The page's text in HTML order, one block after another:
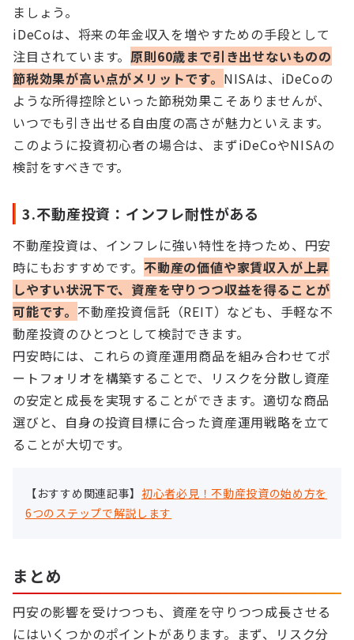
ましょう。
iDeCoは、将来の年金収入を増やすための手段として
注目されています。原則60歳まで引き出せないものの
節税効果が高い点がメリットです。 NISAは、iDeCoの
ような所得控除といった節税効果こそありませんが、
いつでも引き出せる自由度の高さが魅力といえます。
このように投資初心者の場合は、まずiDeCoやNISAの
検討をすべきです。
3.不動産投資：インフレ耐性がある
不動産投資は、インフレに強い特性を持つため、円安
時にもおすすめです。 不動産の価値や家賃収入が上昇
しやすい状況下で、資産を守りつつ収益を得ることが
可能です。 不動産投資信託（REIT）なども、手軽な不
動産投資のひとつとして検討できます。
円安時には、これらの資産運用商品を組み合わせてポ
ートフォリオを構築することで、リスクを分散し資産
の安定と成長を実現することができます。適切な商品
選びと、自身の投資目標に合った資産運用戦略を立て
ることが大切です。
【おすすめ関連記事】 初心者必見！不動産投資の始め方を
6つのステップで解説します
まとめ
円安の影響を受けつつも、資産を守りつつ成長させる
にはいくつかのポイントがあります。まず、リスク分